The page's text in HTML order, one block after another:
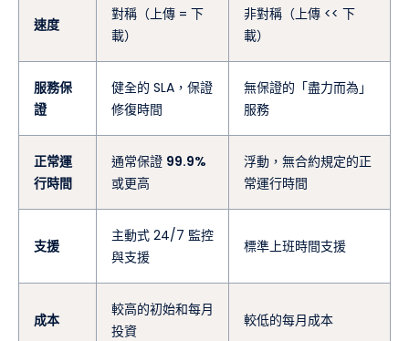
速度
對稱（上傳 = 下
載）
非對稱（上傳 << 下
載）
服務保
證
健全的 SLA，保證
修復時間
無保證的「盡力而為」
服務
正常運
行時間
通常保證 99.9%
或更高
浮動，無合約規定的正
常運行時間
支援
主動式 24/7 監控
與支援
標準上班時間支援
成本
較高的初始和每月
投資
較低的每月成本